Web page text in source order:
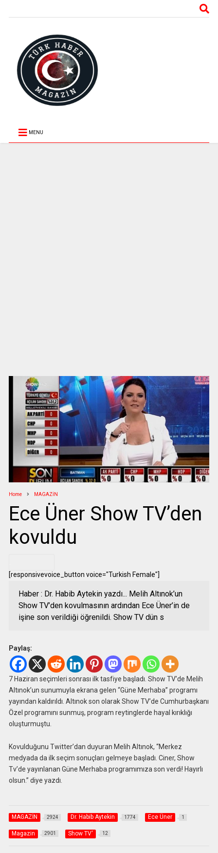
MENU
Home MAGAZİN
Ece Üner Show TV’den
kovuldu
[responsivevoice_button voice="Turkish Female"]
Haber : Dr. Habib Aytekin yazdı... Melih Altınok’un
Show TV’den kovulmasının ardından Ece Üner’in de
işine son verildiği öğrenildi. Show TV dün s
Paylaş:
Dr.
Melih Altınok’un Show TV’den kovulmasının ardından Ece
TMSF tarafından Ciner Grubu’na teslim edilmişti. Konu ile ilgili
Ece Üner tarafından henüz bir açıklama yapılmadı.
7 Haziran seçimleri sonrası ilk tasfiye başladı. Show TV’de Melih
Altınok’un sunumuyla ekrana gelen “Güne Merhaba” programı
yayından kaldırıldı. Altınok son olarak Show TV’de Cumhurbaşkanı
Özel programını sunmuş, program reytinglerde hayal kırıklığı
oluşturmuştu.
Kovulduğunu Twitter’dan duyuran Melih Altınok, “Merkez
medyada da ilk seçim sonuçları gelmeye başladı. Ciner, Show
Tv’de yayınlanan Güne Merhaba programımıza son verdi! Hayırlı
olsun.” diye yazdı.
MAGAZİN 2924 Dr. Habib Aytekin 1774 Ece Üner 1
Magazin 2901 Show TV' 12